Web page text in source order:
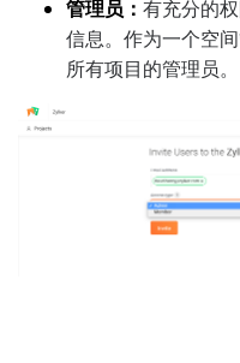
管理员：有充分的
信息。作为一个空
所有项目的管理员。